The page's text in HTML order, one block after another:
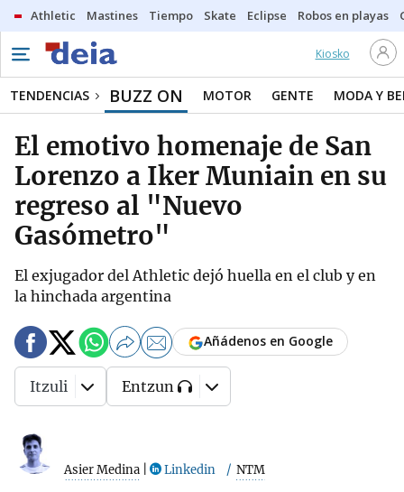
Athletic Mastines Tiempo Skate Eclipse Robos en playas
Kiosko
TENDENCIAS BUZZ ON MOTOR GENTE MODA Y
El emotivo homenaje de San
Lorenzo a Iker Muniain en su
regreso al "Nuevo
Gasómetro"
El exjugador del Athletic dejó huella en el club y en
la hinchada argentina
Asier Medina Linkedin NTM
Añádenos en Google
Itzuli Entzun